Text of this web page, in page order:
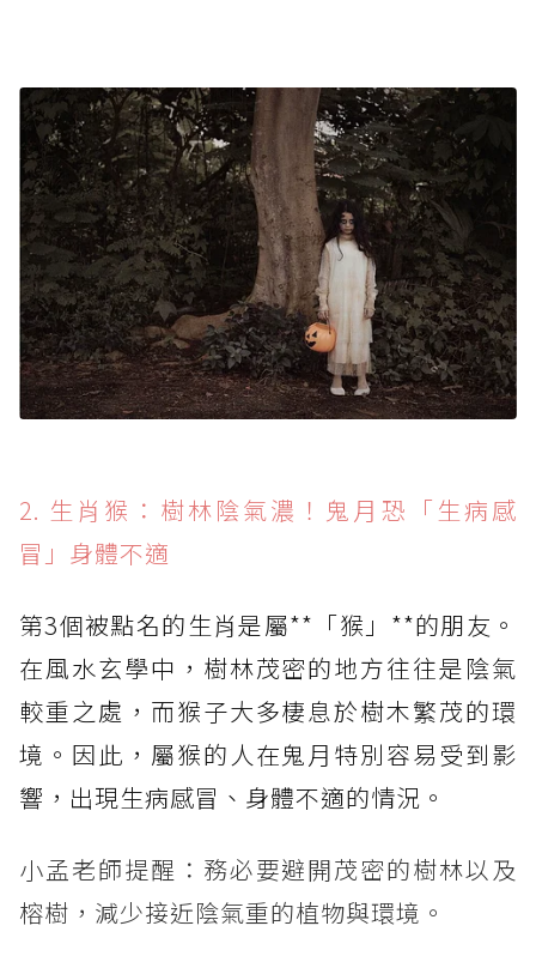
2. 生肖猴：樹林陰氣濃！鬼月恐「生病感
冒」身體不適
第3個被點名的生肖是屬**「猴」**的朋友。
在風水玄學中，樹林茂密的地方往往是陰氣
較重之處，而猴子大多棲息於樹木繁茂的環
境。因此，屬猴的人在鬼月特別容易受到影
響，出現生病感冒、身體不適的情況。
小孟老師提醒：務必要避開茂密的樹林以及
榕樹，減少接近陰氣重的植物與環境。